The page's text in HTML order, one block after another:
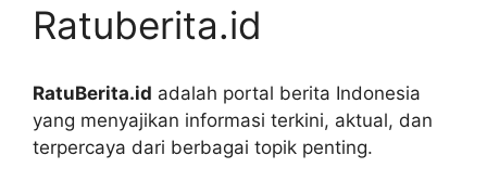
Ratuberita.id
RatuBerita.id adalah portal berita Indonesia
yang menyajikan informasi terkini, aktual, dan
terpercaya dari berbagai topik penting.